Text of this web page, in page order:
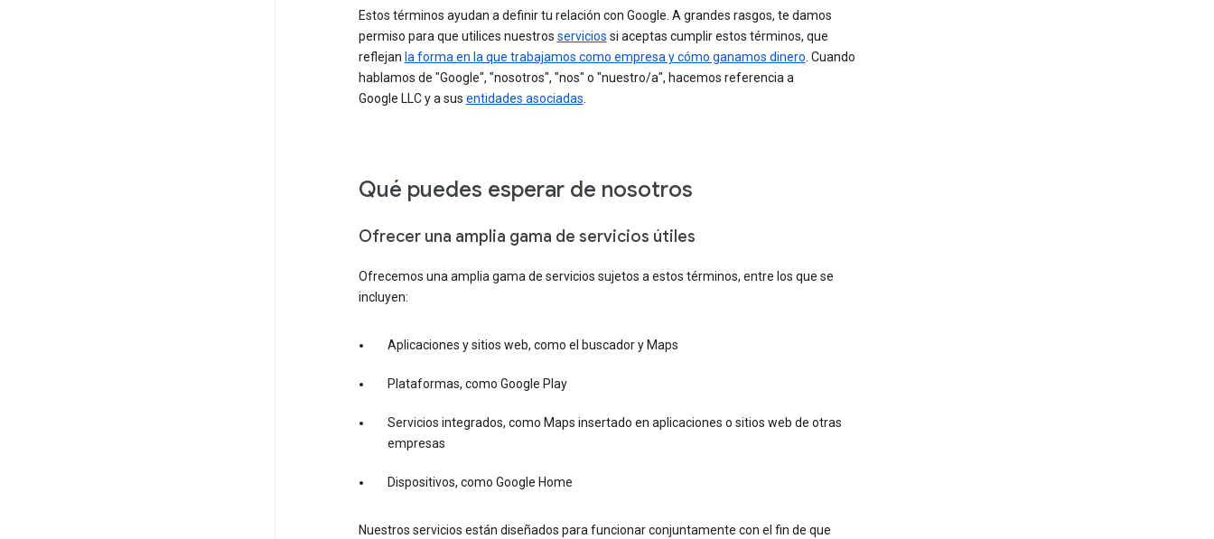
Estos términos ayudan a definir tu relación con Google. A grandes rasgos, te damos
permiso para que utilices nuestros servicios si aceptas cumplir estos términos, que
reflejan la forma en la que trabajamos como empresa y cómo ganamos dinero. Cuando
hablamos de "Google", "nosotros", "nos" o "nuestro/a", hacemos referencia a
Google LLC y a sus entidades asociadas.
Qué puedes esperar de nosotros
Ofrecer una amplia gama de servicios útiles
Ofrecemos una amplia gama de servicios sujetos a estos términos, entre los que se
incluyen:
Aplicaciones y sitios web, como el buscador y Maps
Plataformas, como Google Play
Servicios integrados, como Maps insertado en aplicaciones o sitios web de otras
empresas
Dispositivos, como Google Home
Nuestros servicios están diseñados para funcionar conjuntamente con el fin de que